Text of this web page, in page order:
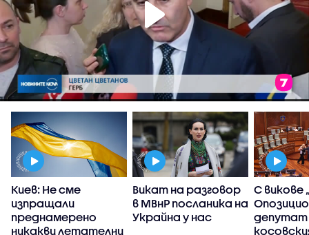
Киев: Не сме
изпращали
преднамерено
никакви летателни
Викат на разговор
в МВнР посланика на
Украйна у нас
С викове
депутат